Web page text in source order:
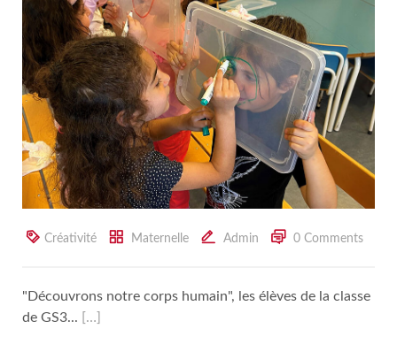
Créativité Maternelle Admin 0 Comments
"Découvrons notre corps humain", les élèves de la classe
de GS3... […]